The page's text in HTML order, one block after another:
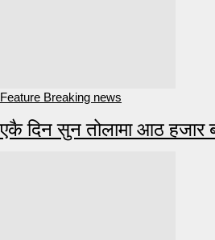
Feature Breaking news
एकै दिन सुन तोलामा आठ हजार